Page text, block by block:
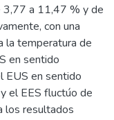
3,77 a 11,47 % y de
con una
la temperatura de
en sentido
EUS en sentido
el EES fluctúo de
los resultados